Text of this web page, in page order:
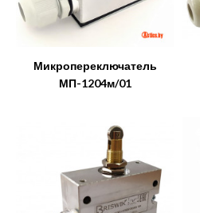
Микропереключатель
МП-1204м/01